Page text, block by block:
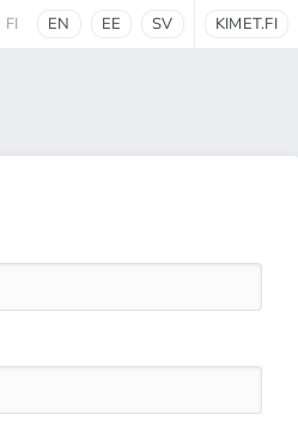
FI EN EE SV KIMET.FI